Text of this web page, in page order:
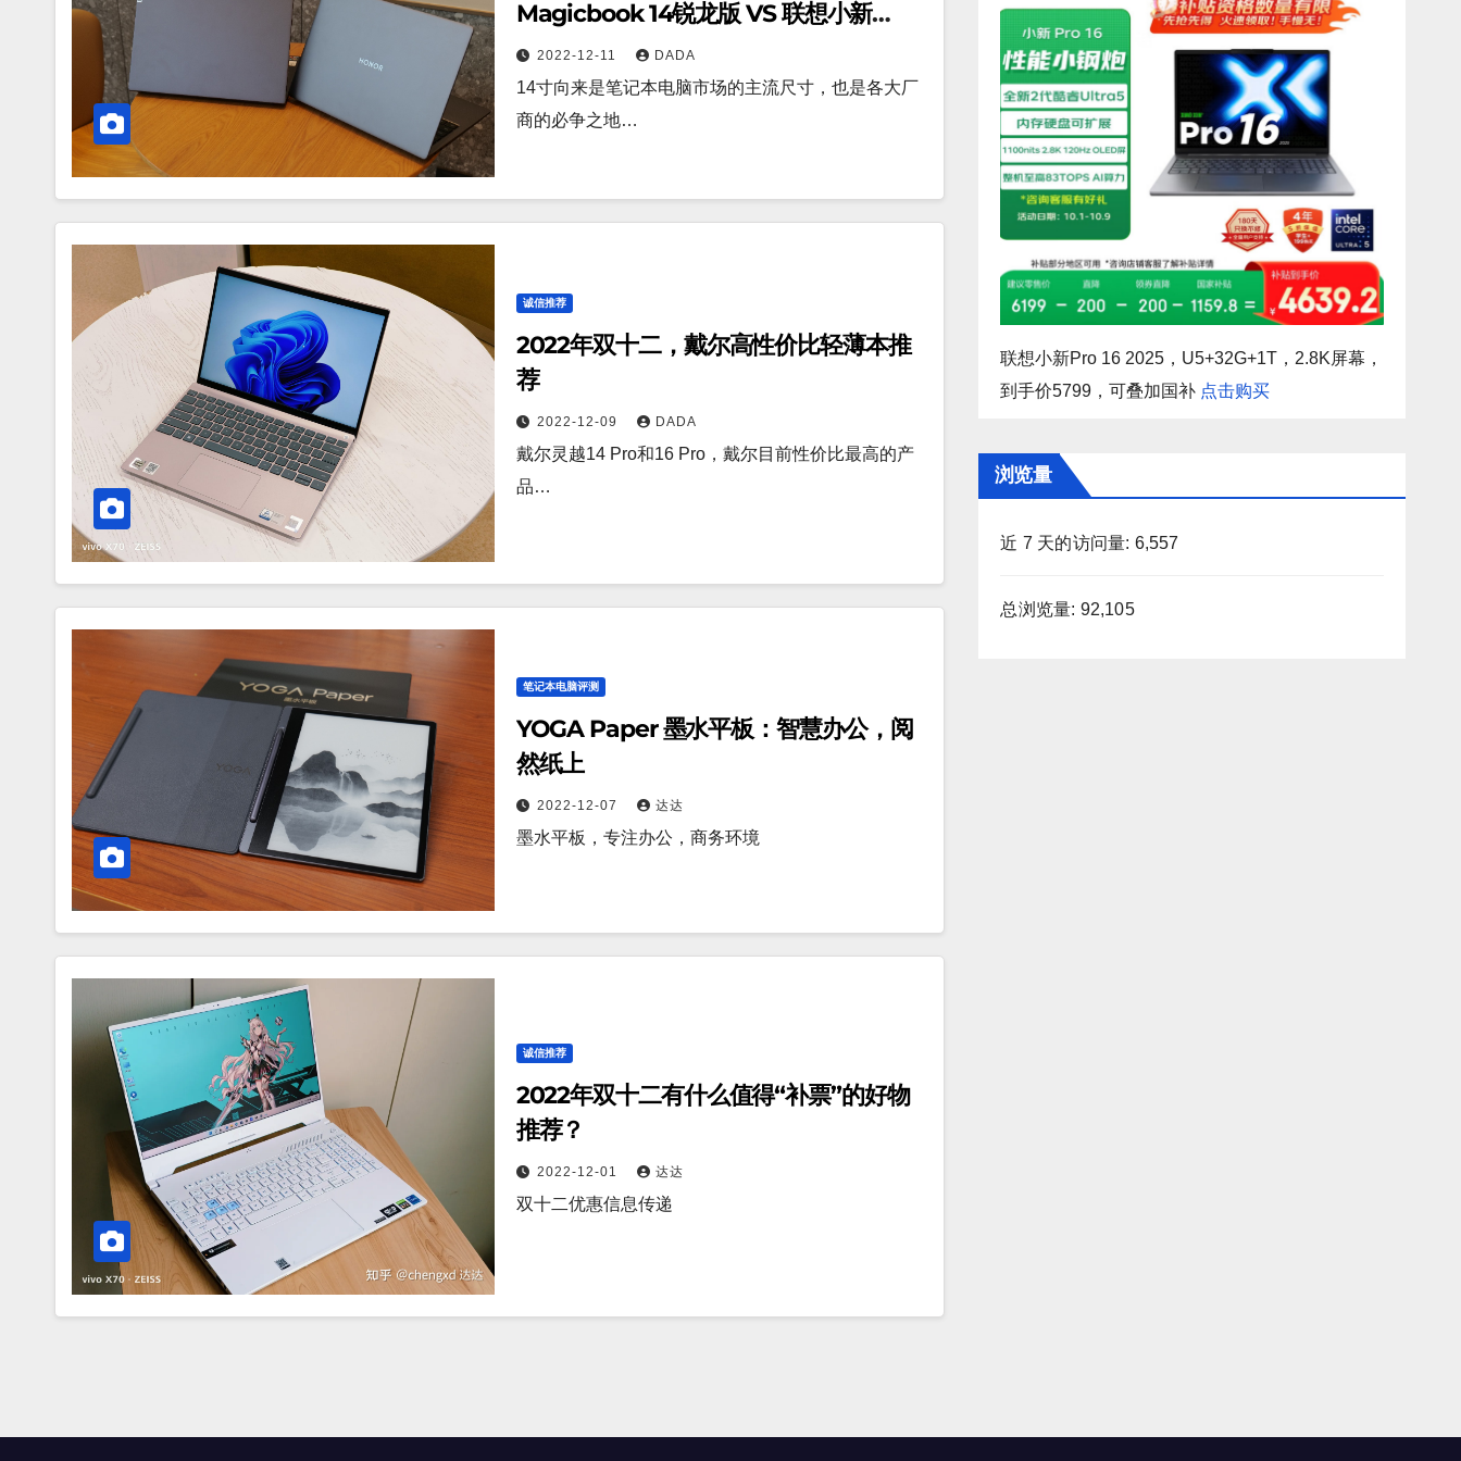
Magicbook 14锐龙版 VS 联想小新
Pro14
2022-12-11 DADA
14寸向来是笔记本电脑市场的主流尺寸，也是各大厂
商的必争之地…
诚信推荐
2022年双十二，戴尔高性价比轻薄本推
荐
2022-12-09 DADA
戴尔灵越14 Pro和16 Pro，戴尔目前性价比最高的产
品…
笔记本电脑评测
YOGA Paper 墨水平板：智慧办公，阅
然纸上
2022-12-07 达达
墨水平板，专注办公，商务环境
诚信推荐
2022年双十二有什么值得“补票”的好物
推荐？
2022-12-01 达达
双十二优惠信息传递
联想小新Pro 16 2025，U5+32G+1T，2.8K屏幕，
到手价5799，可叠加国补 点击购买
浏览量
近 7 天的访问量: 6,557
总浏览量: 92,105